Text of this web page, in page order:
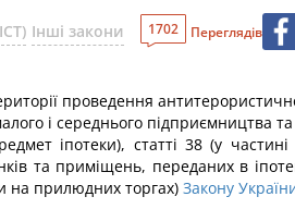
Інші закони 1702 Переглядів
проведення
і середнього підприємництва та
іпотеки), статті 38 (у
та приміщень, переданих в
на прилюдних торгах) Закону